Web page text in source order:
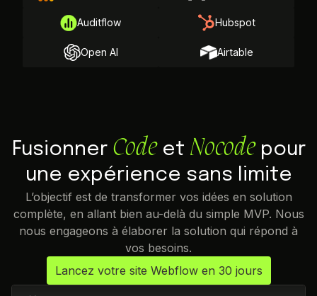
Auditflow Hubspot
Open AI Airtable
Fusionner Codeet Nocode pour
une expérience sans limite
L’objectif est de transformer vos idées en solution
complète, en allant bien au-delà du simple MVP. Nous
nous engageons à élaborer la solution qui répond à
vos besoins.
Lancez votre site Webflow en 30 jours